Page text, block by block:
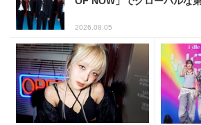
2026.08.05